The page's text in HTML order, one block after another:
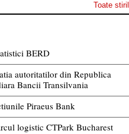
Toate
BERD
autoritatilor din Republica
Bancii Transilvania
Piraeus Bank
logistic CTPark Bucharest